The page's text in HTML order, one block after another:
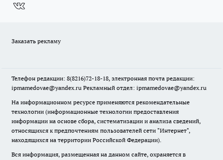
Заказать рекламу
Телефон редакции: 8(8216)72-18-18, электронная почта редакции:
ipmamedovae@yandex.ru Рекламный отдел: ipmamedovae@yandex.ru
На информационном ресурсе применяются рекомендательные
технологии (информационные технологии предоставления
информации на основе сбора, систематизации и анализа сведений,
относящихся к предпочтениям пользователей сети "Интернет",
находящихся на территории Российской Федерации).
Вся информация, размещенная на данном сайте, охраняется в